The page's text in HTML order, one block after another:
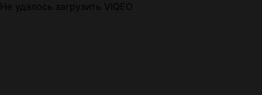
Не удалось загрузить VIQEO